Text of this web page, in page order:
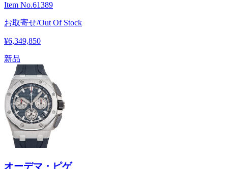
Item No.61389
お取寄せ/Out Of Stock
¥6,349,850
新品
オーデマ・ピゲ